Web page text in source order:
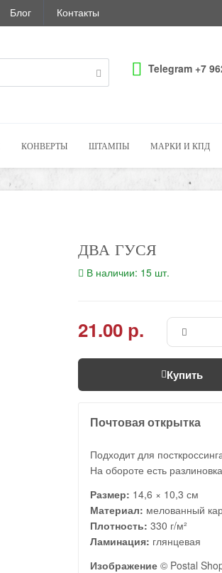
Блог Контакты
Telegram +7
КОНВЕРТЫ ШТАМПЫ МАРКИ И КПД
ДВА ГУСЯ
В наличии: 15 шт.
21.00 р.
Купить
Почтовая открытка
Подходит для
На обороте есть
Размер: 14,6 × 10,3 см
Материал: мелованный
Плотность: 330 г/м²
Ламинация: глянцевая
Изображение © Postal